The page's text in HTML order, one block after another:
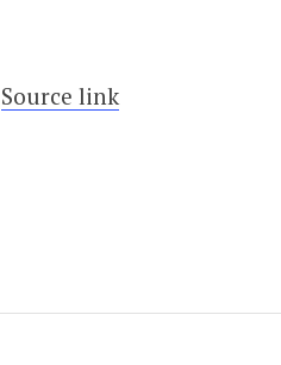
Source link